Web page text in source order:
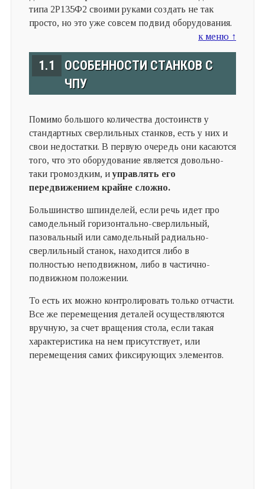
типа 2Р135Ф2 своими руками создать не так
просто, но это уже совсем подвид оборудования.
к меню ↑
1.1
ОСОБЕННОСТИ СТАНКОВ С
ЧПУ
Помимо большого количества достоинств у
стандартных сверлильных станков, есть у них и
свои недостатки. В первую очередь они касаются
того, что это оборудование является довольно-
таки громоздким, иуправлять его
передвижением крайне сложно.
Большинство шпинделей, если речь идет про
самодельный горизонтально-сверлильный,
пазовальный или самодельный радиально-
сверлильный станок, находится либо в
полностью неподвижном, либо в частично-
подвижном положении.
То есть их можно контролировать только отчасти.
Все же перемещения деталей осуществляются
вручную, за счет вращения стола, если такая
характеристика на нем присутствует, или
перемещения самих фиксирующих элементов.